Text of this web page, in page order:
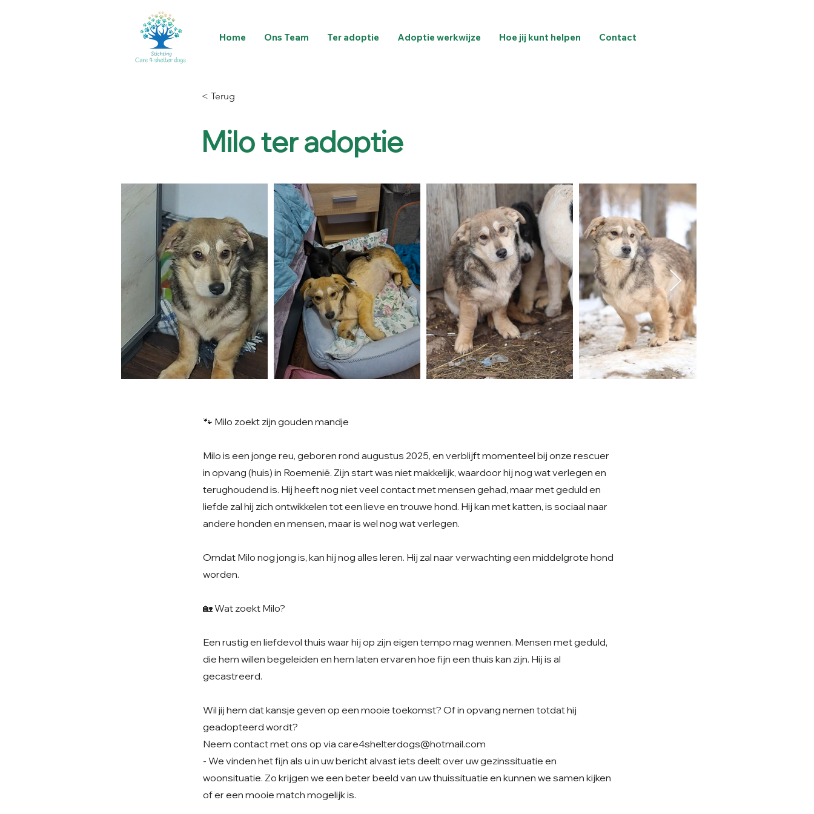
Home Ons Team Ter adoptie Adoptie werkwijze Hoe jij kunt helpen Contact
< Terug
Milo ter adoptie
🐾 Milo zoekt zijn gouden mandje
Milo is een jonge reu, geboren rond augustus 2025, en verblijft momenteel bij onze rescuer
in opvang (huis) in Roemenië. Zijn start was niet makkelijk, waardoor hij nog wat verlegen en
terughoudend is. Hij heeft nog niet veel contact met mensen gehad, maar met geduld en
liefde zal hij zich ontwikkelen tot een lieve en trouwe hond. Hij kan met katten, is sociaal naar
andere honden en mensen, maar is wel nog wat verlegen.
Omdat Milo nog jong is, kan hij nog alles leren. Hij zal naar verwachting een middelgrote hond
worden.
🏡 Wat zoekt Milo?
Een rustig en liefdevol thuis waar hij op zijn eigen tempo mag wennen. Mensen met geduld,
die hem willen begeleiden en hem laten ervaren hoe fijn een thuis kan zijn. Hij is al
gecastreerd.
Wil jij hem dat kansje geven op een mooie toekomst? Of in opvang nemen totdat hij
geadopteerd wordt?
Neem contact met ons op via care4shelterdogs@hotmail.com
- We vinden het fijn als u in uw bericht alvast iets deelt over uw gezinssituatie en
woonsituatie. Zo krijgen we een beter beeld van uw thuissituatie en kunnen we samen kijken
of er een mooie match mogelijk is.